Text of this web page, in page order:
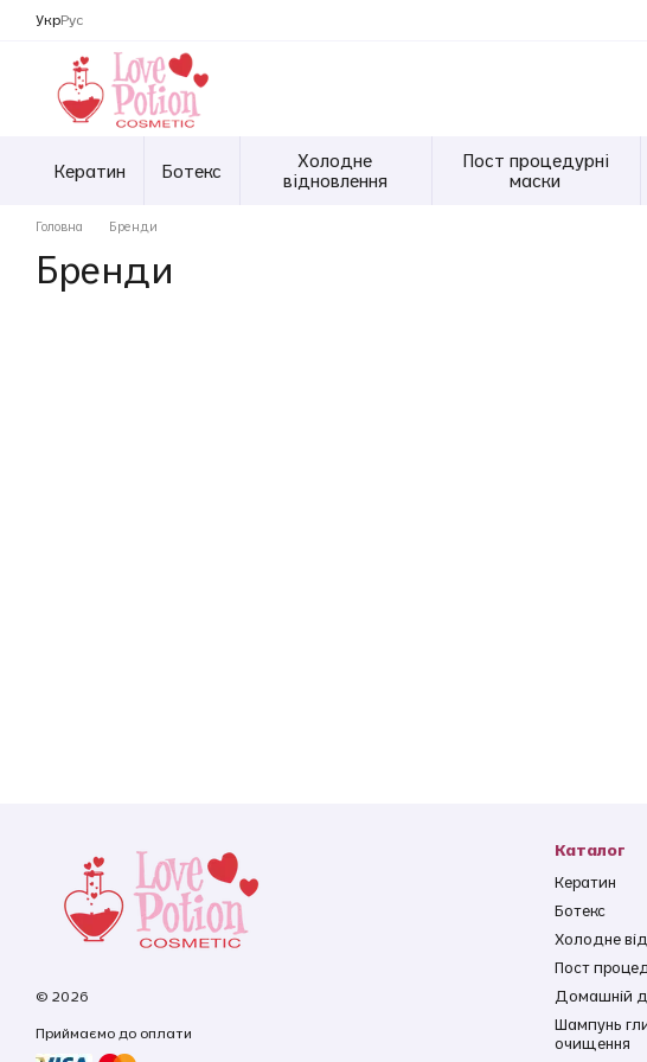
Перейти до основного контенту
УкрРус
Кератин Ботекс
Холодне
відновлення
Пост процедурні
маски
Головна Бренди
Бренди
© 2026
Приймаємо до оплати
Каталог
Кератин
Ботекс
Холодне
Пост
Домашній
Шампунь
очищення